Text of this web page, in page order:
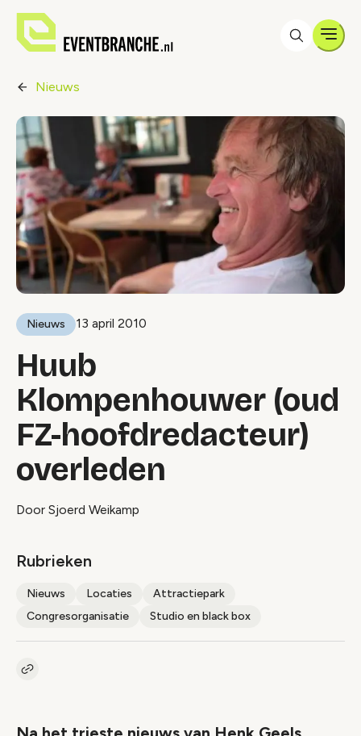
Nieuws
Nieuws 13 april 2010
Huub
Klompenhouwer (oud
FZ-hoofdredacteur)
overleden
Door Sjoerd Weikamp
Rubrieken
Nieuws Locaties
Attractiepark
Congresorganisatie
Studio en black box
Kopieer link naar artikel